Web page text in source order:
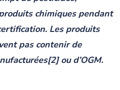
chimiques pendant
Les produits
pas contenir de
ou d’OGM.